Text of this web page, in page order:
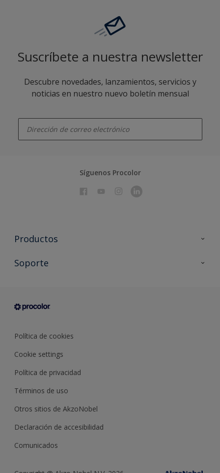
Suscríbete a nuestra newsletter
Descubre novedades, lanzamientos, servicios y
noticias en nuestro nuevo boletín mensual
Síguenos Procolor
Productos
Todos los productos
Condiciones generales de venta
Soporte
Sobre Procolor
Política de cookies
Cookie settings
Política de privacidad
Términos de uso
Otros sitios de AkzoNobel
Declaración de accesibilidad
Comunicados